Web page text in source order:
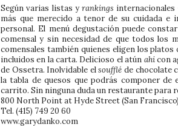
Según varias listas yrankings internacionales
más que merecido a tenor de su cuidada e
personal. El menú degustación puede
comensal y sin necesidad de que todos los
comensales también quienes eligen los
incluidos en la carta. Delicioso el atún ahicon
de Ossetra. Inolvidable elsouffléde chocolate
la tabla de quesos que podrás componer
carrito. Sin ninguna duda un restaurante para
800 North Point at Hyde Street (San Francisco)
Tel. (415) 749 20 60
www.garydanko.com